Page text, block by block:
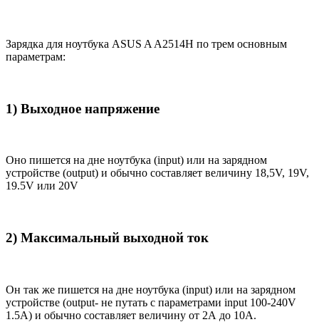
Зарядка для ноутбука ASUS A A2514H по трем основным
параметрам:
1) Выходное напряжение
Оно пишется на дне ноутбука (input) или на зарядном
устройстве (output) и обычно составляет величину 18,5V, 19V,
19.5V или 20V
2) Максимальный выходной ток
Он так же пишется на дне ноутбука (input) или на зарядном
устройстве (output- не путать с параметрами input 100-240V
1.5A) и обычно составляет величину от 2А до 10A.